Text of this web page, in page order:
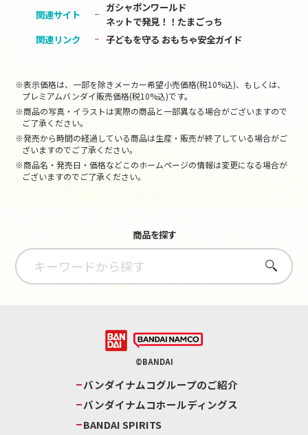
関連サイト
ガシャポンワールド
ネットで発見！！たまごっち
関連リンク
子どもを守る おもちゃ安全ガイド
※表示価格は、一部を除きメーカー希望小売価格(税10%込)、もしくは、
プレミアムバンダイ販売価格(税10%込)です。
※商品の写真・イラストは実際の商品と一部異なる場合がございますので
ご了承ください。
※発売から時間の経過している商品は生産・販売が終了している場合がご
ざいますのでご了承ください。
※商品名・発売日・価格などこのホームページの情報は変更になる場合が
ございますのでご了承ください。
商品を探す
さがす
©BANDAI
バンダイナムコグループのご紹介
バンダイナムコホールディングス
BANDAI SPIRITS